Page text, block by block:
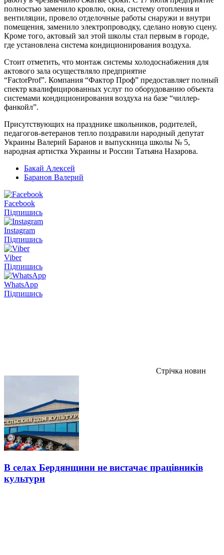
полностью заменило кровлю, окна, систему отопления и
вентиляции, провело отделочные работы снаружи и внутри
помещения, заменило электропроводку, сделано новую сцену.
Кроме того, актовый зал этой школы стал первым в городе,
где установлена ​​система кондиционирования воздуха.
Стоит отметить, что монтаж системы холодоснабжения для
актового зала осуществляло предприятие
“FactorProf”. Компания “Фактор Проф” предоставляет полный
спектр квалифицированных услуг по оборудованию объекта
системами кондиционирования воздуха на базе “чиллер-
фанкойл”.
Присутствующих на празднике школьников, родителей,
педагогов-ветеранов тепло поздравили народный депутат
Украины Валерий Баранов и выпускница школы № 5,
народная артистка Украины и России Татьяна Назарова.
Бакай Алексей
Баранов Валерий
Facebook
Підпишись
Instagram
Підпишись
Viber
Підпишись
WhatsApp
Підпишись
Стрічка новин
В селах Бердянщини не вистачає працівників
культури